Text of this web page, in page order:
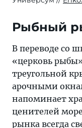
Рыбный
В переводе со
«церковь
треугольной
арочными
напоминает
ценителей
рынка всегда